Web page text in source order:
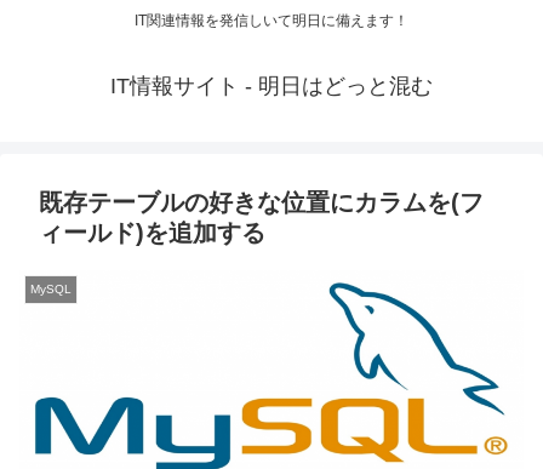
IT関連情報を発信しいて明日に備えます！
IT情報サイト - 明日はどっと混む
既存テーブルの好きな位置にカラムを(フ
ィールド)を追加する
MySQL